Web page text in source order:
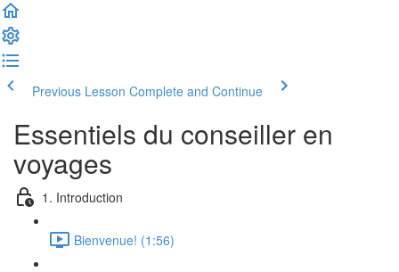
Previous Lesson Complete and Continue
Essentiels du conseiller en
voyages
1. Introduction
Bienvenue! (1:56)